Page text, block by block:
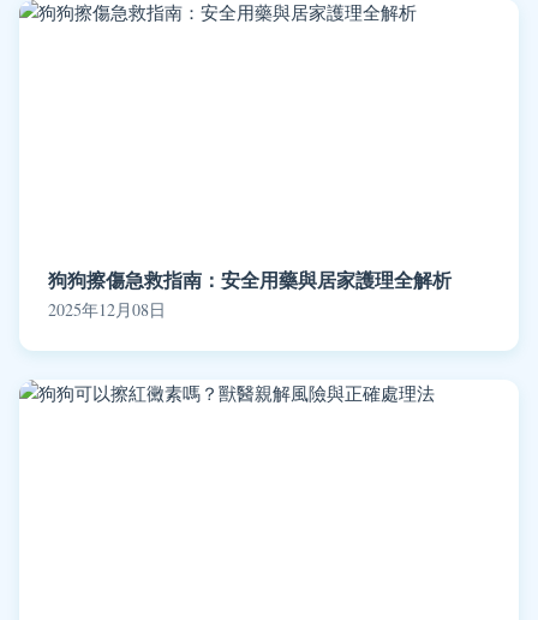
狗狗擦傷急救指南：安全用藥與居家護理全解析
2025年12月08日